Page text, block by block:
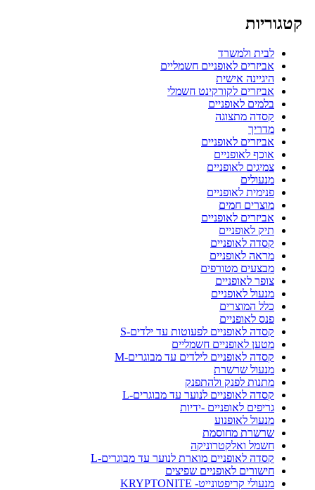
קטגוריות
לבית ולמשרד
אביזרים לאופניים חשמליים
היגיינה אישית
אביזרים לקורקינט חשמלי
בלמים לאופניים
קסדה מתצוגה
מדריך
אביזרים לאופניים
אוכף לאופניים
צמיגים לאופניים
מנעולים
פנימית לאופניים
מוצרים חמים
אביזרים לאופניים
תיק לאופניים
קסדה לאופניים
מראה לאופניים
מבצעים מטורפים
צופר לאופניים
מנעול לאופניים
כלל המוצרים
פנס לאופניים
קסדה לאופניים לפעוטות עד ילדים-S
מטען לאופניים חשמליים
קסדה לאופניים לילדים עד מבוגרים-M
מנעול שרשרת
מתנות לפנק ולהתפנק
קסדה לאופניים לנוער עד מבוגרים-L
גריפים לאופניים -ידיות
מנעול לאופנוע
שרשרת מחוסמת
חשמל ואלקטרוניקה
קסדה לאופניים מוארת לנוער עד מבוגרים-L
חישורים לאופניים שפיצים
מנעולי קריפטונייט- KRYPTONITE